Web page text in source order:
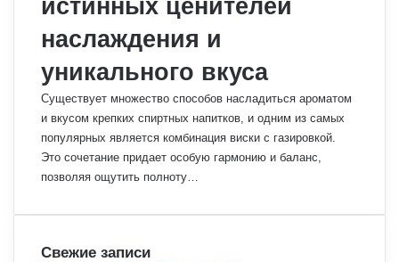
истинных ценителей
наслаждения и
уникального вкуса
Существует множество способов насладиться ароматом
и вкусом крепких спиртных напитков, и одним из самых
популярных является комбинация виски с газировкой.
Это сочетание придает особую гармонию и баланс,
позволяя ощутить полноту…
Свежие записи